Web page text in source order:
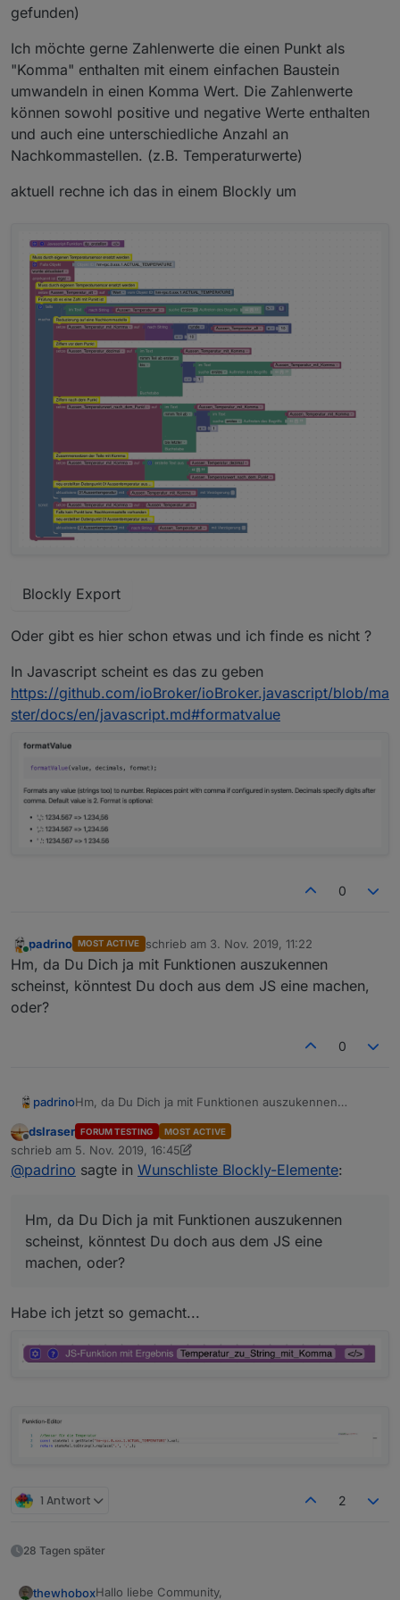
gefunden)
Ich möchte gerne Zahlenwerte die einen Punkt als
"Komma" enthalten mit einem einfachen Baustein
umwandeln in einen Komma Wert. Die Zahlenwerte
können sowohl positive und negative Werte enthalten
und auch eine unterschiedliche Anzahl an
Nachkommastellen. (z.B. Temperaturwerte)
aktuell rechne ich das in einem Blockly um
Blockly Export
Oder gibt es hier schon etwas und ich finde es nicht ?
In Javascript scheint es das zu geben
https://github.com/ioBroker/ioBroker.javascript/blob/ma
ster/docs/en/javascript.md#formatvalue
0
Online
padrino MOST ACTIVE schrieb am 3. Nov. 2019, 11:22
zuletzt editiert von
Hm, da Du Dich ja mit Funktionen auszukennen
scheinst, könntest Du doch aus dem JS eine machen,
oder?
0
padrinoHm, da Du Dich ja mit Funktionen auszukennen
oder?
Offline
dslraser FORUM TESTING MOST ACTIVE
schrieb am 5. Nov. 2019, 16:45
zuletzt editiert von dslraser11. Juni 2019, 11:02
@padrino sagte in Wunschliste Blockly-Elemente:
Hm, da Du Dich ja mit Funktionen auszukennen
scheinst, könntest Du doch aus dem JS eine
machen, oder?
Habe ich jetzt so gemacht...
1 Antwort 2
28 Tagen später
thewhoboxHallo liebe Community,